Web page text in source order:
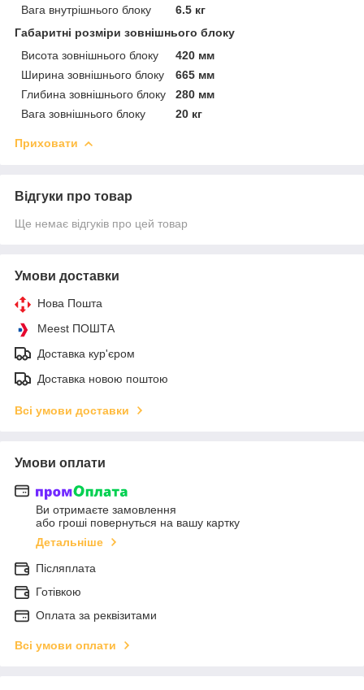
Вага внутрішнього блоку
6.5 кг
Габаритні розміри зовнішнього блоку
Висота зовнішнього блоку
420 мм
Ширина зовнішнього блоку
665 мм
Глибина зовнішнього блоку
280 мм
Вага зовнішнього блоку
20 кг
Приховати
Відгуки про товар
Ще немає відгуків про цей товар
Умови доставки
Нова Пошта
Meest ПОШТА
Доставка кур'єром
Доставка новою поштою
Всі умови доставки
Умови оплати
Ви отримаєте замовлення
або гроші повернуться на вашу картку
Детальніше
Післяплата
Готівкою
Оплата за реквізитами
Всі умови оплати